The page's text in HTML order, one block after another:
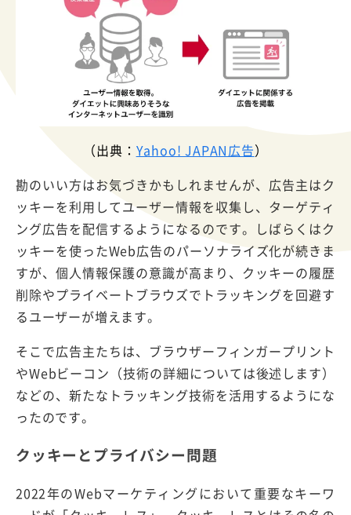
（出典： Yahoo! JAPAN広告）
勘のいい方はお気づきかもしれませんが、広告主はク
ッキーを利用してユーザー情報を収集し、ターゲティ
ング広告を配信するようになるのです。しばらくはク
ッキーを使ったWeb広告のパーソナライズ化が続きま
すが、個人情報保護の意識が高まり、クッキーの履歴
削除やプライベートブラウズでトラッキングを回避す
るユーザーが増えます。
そこで広告主たちは、ブラウザーフィンガープリント
やWebビーコン（技術の詳細については後述します）
などの、新たなトラッキング技術を活用するようにな
ったのです。
クッキーとプライバシー問題
2022年のWebマーケティングにおいて重要なキーワ